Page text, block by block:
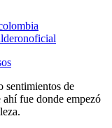
sentimientos de
fue donde empezó